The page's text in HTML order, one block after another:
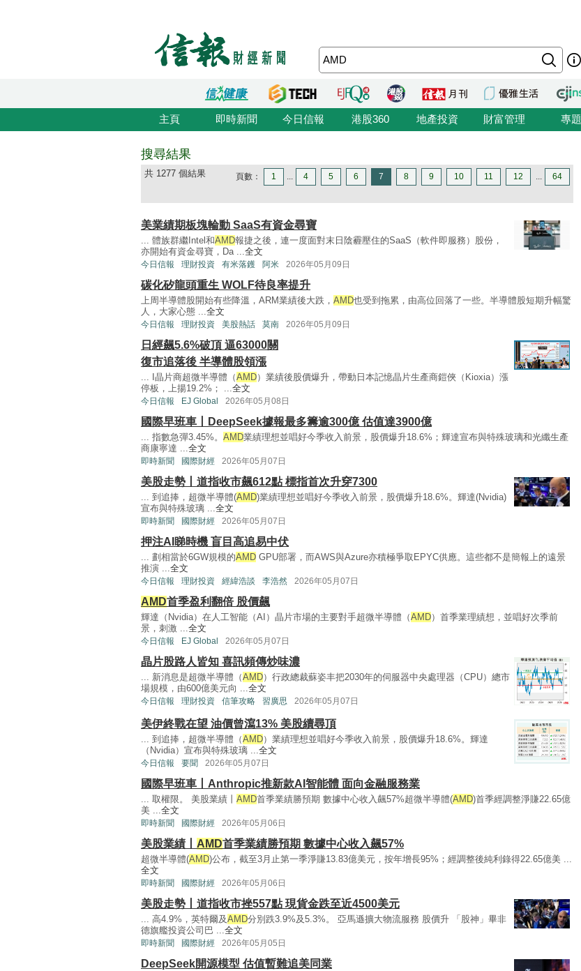
主頁 即時新聞 今日信報 港股360 地產投資 財富管理 專題
搜尋結果
共 1277 個結果 頁數： 1 ... 4 5 6 7 8 9 10 11 12 ... 64
美業績期板塊輪動 SaaS有資金尋寶
... 體族群繼Intel和AMD報捷之後，連一度面對末日陰霾壓住的SaaS（軟件即服務）股份，
亦開始有資金尋寶，Da ...全文
今日信報 理財投資 有米落鑊 阿米 2026年05月09日
碳化矽龍頭重生 WOLF待良率提升
上周半導體股開始有些降溫，ARM業績後大跌， AMD也受到拖累，由高位回落了一些。半導體股短期升幅驚
人，大家心態 ...全文
今日信報 理財投資 美股熱話 莫南 2026年05月09日
日經飆5.6%破頂 逼63000關
復市追落後 半導體股領漲
... I晶片商超微半導體（AMD）業績後股價爆升，帶動日本記憶晶片生產商鎧俠（Kioxia）漲
停板，上揚19.2%； ...全文
今日信報 EJ Global 2026年05月08日
國際早班車丨DeepSeek據報最多籌逾300億 估值達3900億
... 指數急彈3.45%。 AMD業績理想並唱好今季收入前景，股價爆升18.6%；輝達宣布與特殊玻璃和光纖生產
商康寧達 ...全文
即時新聞 國際財經 2026年05月07日
美股走勢丨道指收市飆612點 標指首次升穿7300
... 到追捧，超微半導體(AMD)業績理想並唱好今季收入前景，股價爆升18.6%。輝達(Nvidia)
宣布與特殊玻璃 ...全文
即時新聞 國際財經 2026年05月07日
押注AI睇時機 盲目高追易中伏
... 劃相當於6GW規模的AMD GPU部署，而AWS與Azure亦積極爭取EPYC供應。這些都不是簡報上的遠景
推演 ...全文
今日信報 理財投資 經緯浩談 李浩然 2026年05月07日
AMD首季盈利翻倍 股價飆
輝達（Nvidia）在人工智能（AI）晶片市場的主要對手超微半導體（AMD）首季業理績想，並唱好次季前
景，刺激 ...全文
今日信報 EJ Global 2026年05月07日
晶片股路人皆知 喜訊頻傳炒味濃
... 新消息是超微半導體（AMD）行政總裁蘇姿丰把2030年的伺服器中央處理器（CPU）總市
場規模，由600億美元向 ...全文
今日信報 理財投資 信筆攻略 習廣思 2026年05月07日
美伊終戰在望 油價曾瀉13% 美股續尋頂
... 到追捧，超微半導體（AMD）業績理想並唱好今季收入前景，股價爆升18.6%。輝達
（Nvidia）宣布與特殊玻璃 ...全文
今日信報 要聞 2026年05月07日
國際早班車丨Anthropic推新款AI智能體 面向金融服務業
... 取權限。 美股業績丨 AMD首季業績勝預期 數據中心收入飆57%超微半導體(AMD)首季經調整淨賺22.65億
美 ...全文
即時新聞 國際財經 2026年05月06日
美股業績丨 AMD首季業績勝預期 數據中心收入飆57%
超微半導體(AMD)公布，截至3月止第一季淨賺13.83億美元，按年增長95%；經調整後純利錄得22.65億美 ...
全文
即時新聞 國際財經 2026年05月06日
美股走勢丨道指收市挫557點 現貨金跌至近4500美元
... 高4.9%，英特爾及AMD分別跌3.9%及5.3%。 亞馬遜擴大物流服務 股價升 「股神」畢非
德旗艦投資公司巴 ...全文
即時新聞 國際財經 2026年05月05日
DeepSeek開源模型 估值暫難追美同業